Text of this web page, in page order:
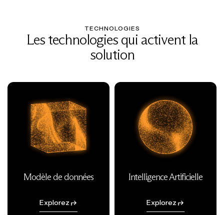
TECHNOLOGIES
Les technologies qui activent la
solution
Modèle de données
Explorez
Intelligence Artificielle
Explorez